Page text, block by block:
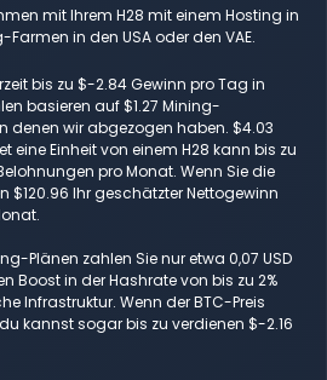
mit Ihrem H28 mit einem Hosting in
Farmen in den USA oder den VAE.
bis zu $-2.84 Gewinn pro Tag in
basieren auf $1.27 Mining-
denen wir abgezogen haben. $4.03
eine Einheit von einem H28 kann bis zu
pro Monat. Wenn Sie die
$120.96 Ihr geschätzter Nettogewinn
Plänen zahlen Sie nur etwa 0,07 USD
Boost in der Hashrate von bis zu 2%
Infrastruktur. Wenn der BTC-Preis
kannst sogar bis zu verdienen $-2.16